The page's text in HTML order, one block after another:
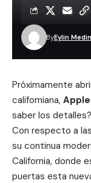
ByEylin
Próximamente
californiana, Apple
saber los detalles?
Con respecto a
su continua
California, donde
puertas esta